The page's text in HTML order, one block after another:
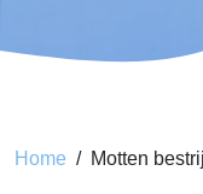
Home Motten